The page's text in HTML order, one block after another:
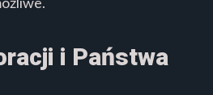
i Państwa